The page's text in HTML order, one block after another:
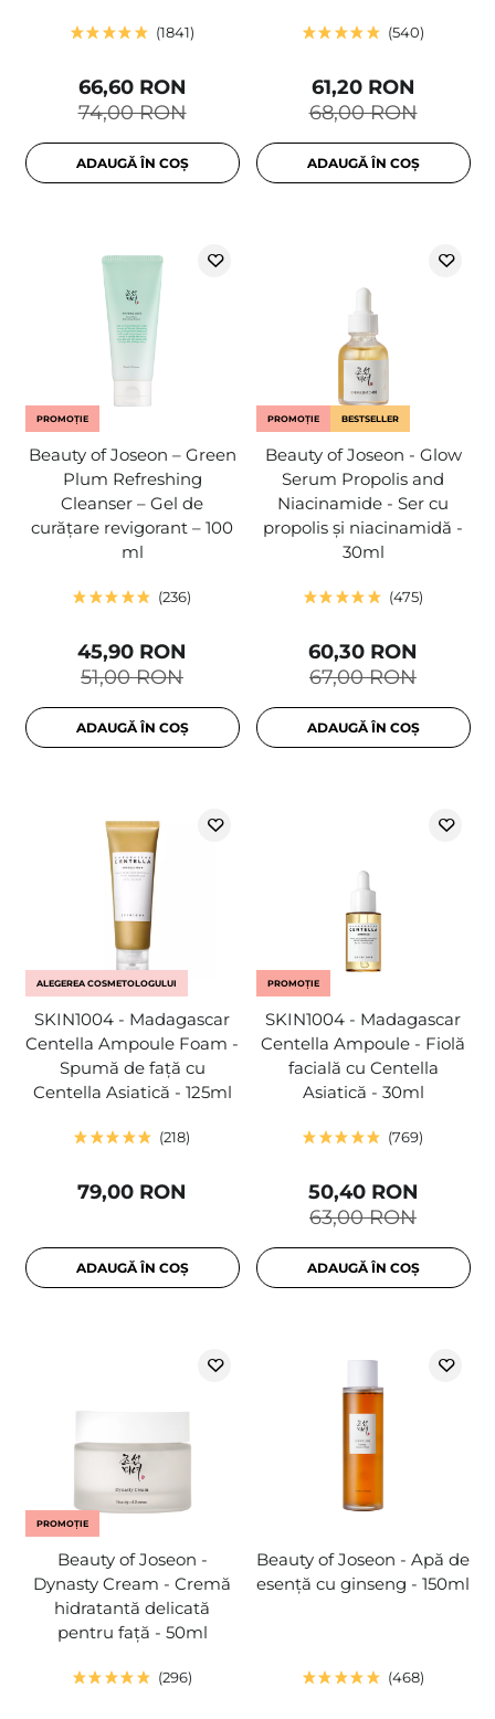
1841
74,00 RON
66,60 RON
ADAUGĂ ÎN COȘ
540
68,00 RON
61,20 RON
ADAUGĂ ÎN COȘ
PROMOȚIE
Beauty of Joseon – Green
Plum Refreshing
Cleanser – Gel de
curățare revigorant – 100
ml
236
51,00 RON
45,90 RON
ADAUGĂ ÎN COȘ
PROMOȚIE BESTSELLER
Beauty of Joseon - Glow
Serum Propolis and
Niacinamide - Ser cu
propolis și niacinamidă -
30ml
475
67,00 RON
60,30 RON
ADAUGĂ ÎN COȘ
ALEGEREA COSMETOLOGULUI
SKIN1004 - Madagascar
Centella Ampoule Foam -
Spumă de față cu
Centella Asiatică - 125ml
218
79,00 RON
ADAUGĂ ÎN COȘ
PROMOȚIE
SKIN1004 - Madagascar
Centella Ampoule - Fiolă
facială cu Centella
Asiatică - 30ml
769
63,00 RON
50,40 RON
ADAUGĂ ÎN COȘ
PROMOȚIE
Beauty of Joseon -
Dynasty Cream - Cremă
hidratantă delicată
pentru față - 50ml
296
Beauty of Joseon - Apă de
esență cu ginseng - 150ml
468